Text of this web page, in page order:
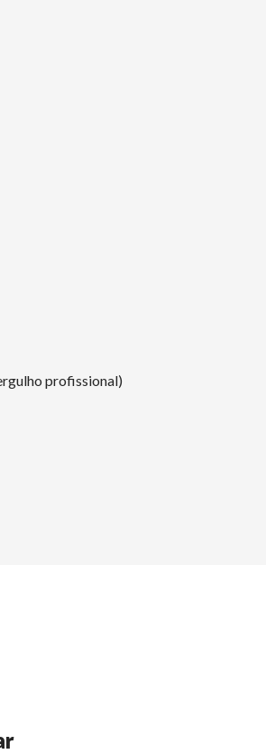
profissional)